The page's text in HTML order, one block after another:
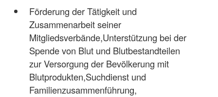
Förderung der Tätigkeit und
Zusammenarbeit seiner
Mitgliedsverbände,Unterstützung bei der
Spende von Blut und Blutbestandteilen
zur Versorgung der Bevölkerung mit
Blutprodukten,Suchdienst und
Familienzusammenführung,